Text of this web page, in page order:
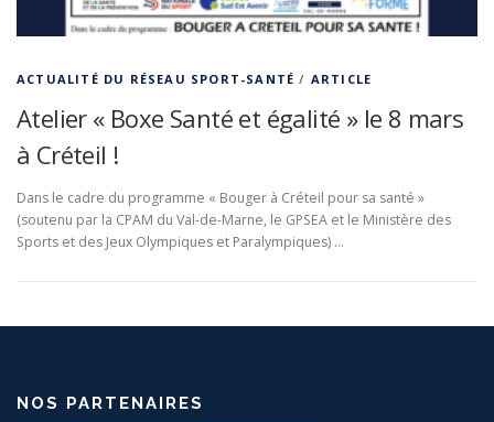
ACTUALITÉ DU RÉSEAU SPORT-SANTÉ / ARTICLE
Atelier « Boxe Santé et égalité » le 8 mars
à Créteil !
Dans le cadre du programme « Bouger à Créteil pour sa santé »
(soutenu par la CPAM du Val-de-Marne, le GPSEA et le Ministère des
Sports et des Jeux Olympiques et Paralympiques) …
NOS PARTENAIRES